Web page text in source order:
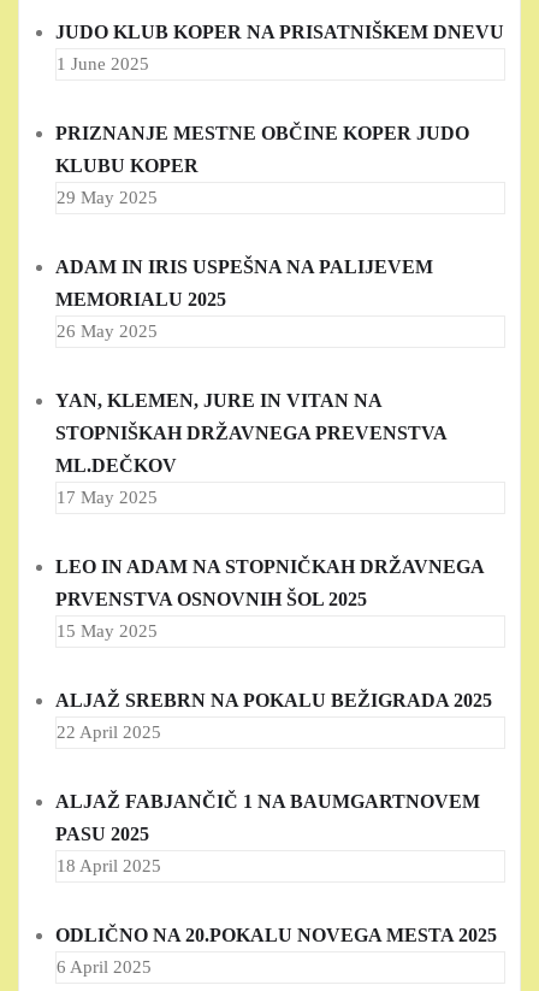
JUDO KLUB KOPER NA PRISATNIŠKEM DNEVU
1 June 2025
PRIZNANJE MESTNE OBČINE KOPER JUDO
KLUBU KOPER
29 May 2025
ADAM IN IRIS USPEŠNA NA PALIJEVEM
MEMORIALU 2025
26 May 2025
YAN, KLEMEN, JURE IN VITAN NA
STOPNIŠKAH DRŽAVNEGA PREVENSTVA
ML.DEČKOV
17 May 2025
LEO IN ADAM NA STOPNIČKAH DRŽAVNEGA
PRVENSTVA OSNOVNIH ŠOL 2025
15 May 2025
ALJAŽ SREBRN NA POKALU BEŽIGRADA 2025
22 April 2025
ALJAŽ FABJANČIČ 1 NA BAUMGARTNOVEM
PASU 2025
18 April 2025
ODLIČNO NA 20.POKALU NOVEGA MESTA 2025
6 April 2025